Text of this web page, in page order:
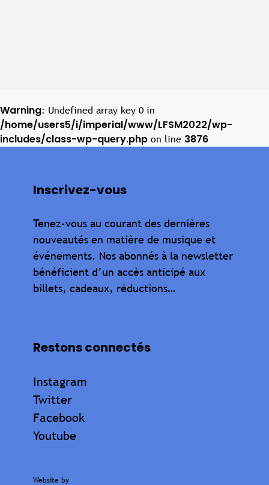
Warning: Undefined array key 0 in
/home/users5/i/imperial/www/LFSM2022/wp-
includes/class-wp-query.php on line 3876
Inscrivez-vous
Tenez-vous au courant des dernières
nouveautés en matière de musique et
événements. Nos abonnés à la newsletter
bénéficient d’un accès anticipé aux
billets, cadeaux, réductions…
Restons connectés
Instagram
Twitter
Facebook
Youtube
Website by